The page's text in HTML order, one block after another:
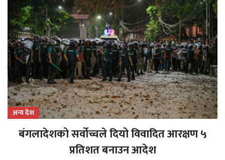
अन्य देश
बंगलादेशको सर्वोच्चले दियो विवादित आरक्षण ५
प्रतिशत बनाउन आदेश